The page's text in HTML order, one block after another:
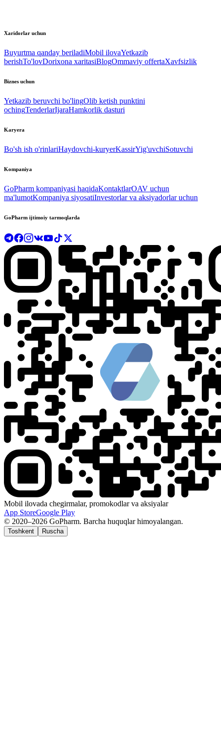
Xaridorlar uchun
Buyurtma qanday beriladiMobil ilovaYetkazib
berishTo'lovDorixona xaritasiBlogOmmaviy offertaXavfsizlik
Biznes uchun
Yetkazib beruvchi bo'lingOlib ketish punktini
ochingTenderlarIjaraHamkorlik dasturi
Karyera
Bo'sh ish o'rinlariHaydovchi-kuryerKassirYig'uvchiSotuvchi
Kompaniya
GoPharm kompaniyasi haqidaKontaktlarOAV uchun
ma'lumotKompaniya siyosatiInvestorlar va aksiyadorlar uchun
GoPharm ijtimoiy tarmoqlarda
Mobil ilovada chegirmalar, promokodlar va aksiyalar
App StoreGoogle Play
© 2020–2026 GoPharm. Barcha huquqlar himoyalangan.
Toshkent Ruscha